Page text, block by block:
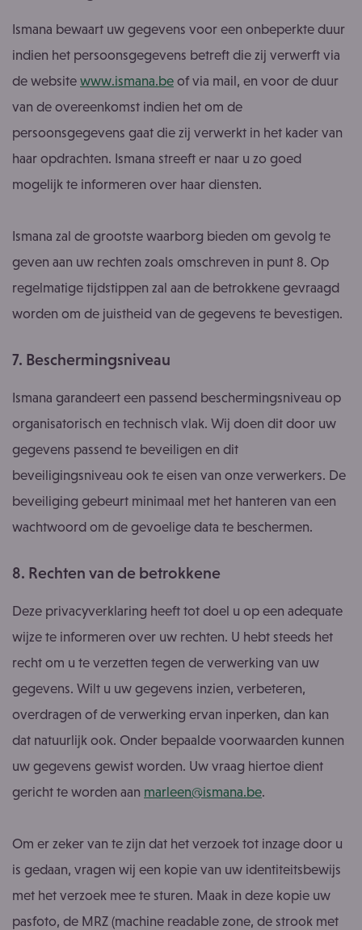
Ismana bewaart uw gegevens voor een onbeperkte duur
indien het persoonsgegevens betreft die zij verwerft via
de website www.ismana.be of via mail, en voor de duur
van de overeenkomst indien het om de
persoonsgegevens gaat die zij verwerkt in het kader van
haar opdrachten. Ismana streeft er naar u zo goed
mogelijk te informeren over haar diensten.
Ismana zal de grootste waarborg bieden om gevolg te
geven aan uw rechten zoals omschreven in punt 8. Op
regelmatige tijdstippen zal aan de betrokkene gevraagd
worden om de juistheid van de gegevens te bevestigen.
7. Beschermingsniveau
Ismana garandeert een passend beschermingsniveau op
organisatorisch en technisch vlak. Wij doen dit door uw
gegevens passend te beveiligen en dit
beveiligingsniveau ook te eisen van onze verwerkers. De
beveiliging gebeurt minimaal met het hanteren van een
wachtwoord om de gevoelige data te beschermen.
8. Rechten van de betrokkene
Deze privacyverklaring heeft tot doel u op een adequate
wijze te informeren over uw rechten. U hebt steeds het
recht om u te verzetten tegen de verwerking van uw
gegevens. Wilt u uw gegevens inzien, verbeteren,
overdragen of de verwerking ervan inperken, dan kan
dat natuurlijk ook. Onder bepaalde voorwaarden kunnen
uw gegevens gewist worden. Uw vraag hiertoe dient
gericht te worden aan marleen@ismana.be.
Om er zeker van te zijn dat het verzoek tot inzage door u
is gedaan, vragen wij een kopie van uw identiteitsbewijs
met het verzoek mee te sturen. Maak in deze kopie uw
pasfoto, de MRZ (machine readable zone, de strook met